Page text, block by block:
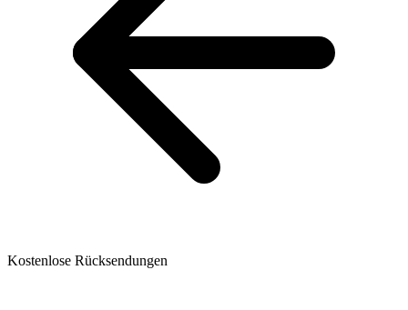
Kostenlose Rücksendungen